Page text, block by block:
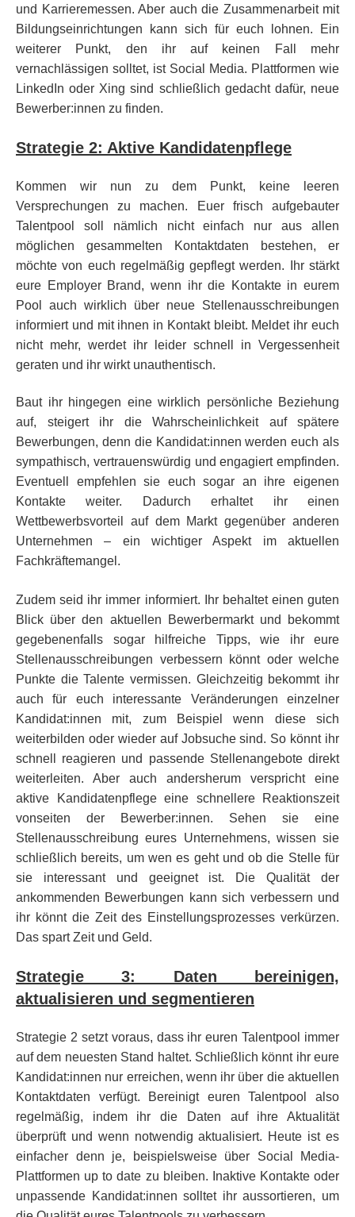
und Karrieremessen. Aber auch die Zusammenarbeit mit
Bildungseinrichtungen kann sich für euch lohnen. Ein
weiterer Punkt, den ihr auf keinen Fall mehr
vernachlässigen solltet, ist Social Media. Plattformen wie
LinkedIn oder Xing sind schließlich gedacht dafür, neue
Bewerber:innen zu finden.
Strategie 2: Aktive Kandidatenpflege
Kommen wir nun zu dem Punkt, keine leeren
Versprechungen zu machen. Euer frisch aufgebauter
Talentpool soll nämlich nicht einfach nur aus allen
möglichen gesammelten Kontaktdaten bestehen, er
möchte von euch regelmäßig gepflegt werden. Ihr stärkt
eure Employer Brand, wenn ihr die Kontakte in eurem
Pool auch wirklich über neue Stellenausschreibungen
informiert und mit ihnen in Kontakt bleibt. Meldet ihr euch
nicht mehr, werdet ihr leider schnell in Vergessenheit
geraten und ihr wirkt unauthentisch.
Baut ihr hingegen eine wirklich persönliche Beziehung
auf, steigert ihr die Wahrscheinlichkeit auf spätere
Bewerbungen, denn die Kandidat:innen werden euch als
sympathisch, vertrauenswürdig und engagiert empfinden.
Eventuell empfehlen sie euch sogar an ihre eigenen
Kontakte weiter. Dadurch erhaltet ihr einen
Wettbewerbsvorteil auf dem Markt gegenüber anderen
Unternehmen – ein wichtiger Aspekt im aktuellen
Fachkräftemangel.
Zudem seid ihr immer informiert. Ihr behaltet einen guten
Blick über den aktuellen Bewerbermarkt und bekommt
gegebenenfalls sogar hilfreiche Tipps, wie ihr eure
Stellenausschreibungen verbessern könnt oder welche
Punkte die Talente vermissen. Gleichzeitig bekommt ihr
auch für euch interessante Veränderungen einzelner
Kandidat:innen mit, zum Beispiel wenn diese sich
weiterbilden oder wieder auf Jobsuche sind. So könnt ihr
schnell reagieren und passende Stellenangebote direkt
weiterleiten. Aber auch andersherum verspricht eine
aktive Kandidatenpflege eine schnellere Reaktionszeit
vonseiten der Bewerber:innen. Sehen sie eine
Stellenausschreibung eures Unternehmens, wissen sie
schließlich bereits, um wen es geht und ob die Stelle für
sie interessant und geeignet ist. Die Qualität der
ankommenden Bewerbungen kann sich verbessern und
ihr könnt die Zeit des Einstellungsprozesses verkürzen.
Das spart Zeit und Geld.
Strategie 3: Daten bereinigen,
aktualisieren und segmentieren
Strategie 2 setzt voraus, dass ihr euren Talentpool immer
auf dem neuesten Stand haltet. Schließlich könnt ihr eure
Kandidat:innen nur erreichen, wenn ihr über die aktuellen
Kontaktdaten verfügt. Bereinigt euren Talentpool also
regelmäßig, indem ihr die Daten auf ihre Aktualität
überprüft und wenn notwendig aktualisiert. Heute ist es
einfacher denn je, beispielsweise über Social Media-
Plattformen up to date zu bleiben. Inaktive Kontakte oder
unpassende Kandidat:innen solltet ihr aussortieren, um